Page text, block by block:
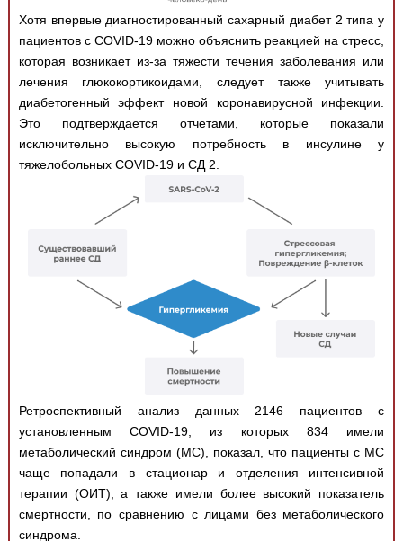
Хотя впервые диагностированный сахарный диабет 2 типа у
пациентов с COVID-19 можно объяснить реакцией на стресс,
которая возникает из-за тяжести течения заболевания или
лечения глюкокортикоидами, следует также учитывать
диабетогенный эффект новой коронавирусной инфекции.
Это подтверждается отчетами, которые показали
исключительно высокую потребность в инсулине у
тяжелобольных COVID-19 и СД 2.
Ретроспективный анализ данных 2146 пациентов с
установленным COVID-19, из которых 834 имели
метаболический синдром (МС), показал, что пациенты с МС
чаще попадали в стационар и отделения интенсивной
терапии (ОИТ), а также имели более высокий показатель
смертности, по сравнению с лицами без метаболического
синдрома.